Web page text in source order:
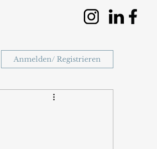
Anmelden/ Registrieren